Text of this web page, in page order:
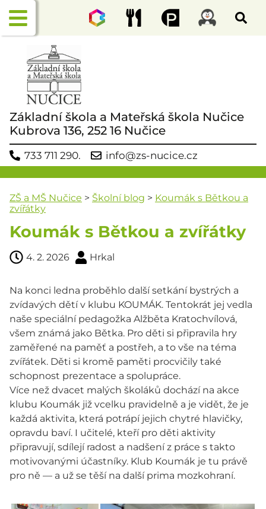
Základní škola a Mateřská škola Nučice
Kubrova 136, 252 16 Nučice
733 711 290. info@zs-nucice.cz
ZŠ a MŠ Nučice > Školní blog > Koumák s Bětkou a
zvířátky
Koumák s Bětkou a zvířátky
4. 2. 2026 Hrkal
Na konci ledna proběhlo další setkání bystrých a
zvídavých dětí v klubu KOUMÁK. Tentokrát jej vedla
naše speciální pedagožka Alžběta Kratochvílová,
všem známá jako Bětka. Pro děti si připravila hry
zaměřené na paměť a postřeh, a to vše na téma
zvířátek. Děti si kromě paměti procvičily také
schopnost prezentace a spolupráce.
Více než dvacet malých školáků dochází na akce
klubu Koumák již vcelku pravidelně a je vidět, že je
každá aktivita, která potrápí jejich chytré hlavičky,
opravdu baví. I učitelé, kteří pro děti aktivity
připravují, sdílejí radost a nadšení z práce s takto
motivovanými účastníky. Klub Koumák je tu právě
pro ně — a už se těší na další prima mozkohraní.